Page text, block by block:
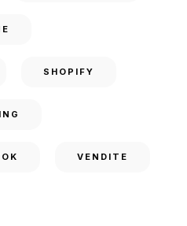
SHOPIFY
VENDITE